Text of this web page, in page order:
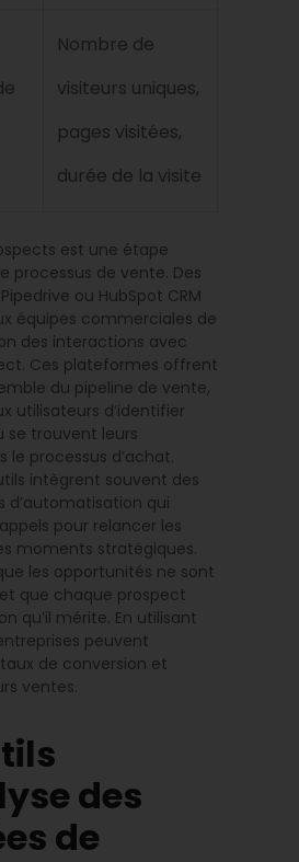
Nombre de
visiteurs uniques,
pages visitées,
durée de la visite
est une étape
processus de vente. Des
ou HubSpot CRM
équipes commerciales de
des interactions avec
Ces plateformes offrent
du pipeline de vente,
utilisateurs d’identifier
se trouvent leurs
le processus d’achat.
intègrent souvent des
d’automatisation qui
pour relancer les
moments stratégiques.
les opportunités ne sont
que chaque prospect
qu’il mérite. En utilisant
peuvent
de conversion et
ventes.
des
de